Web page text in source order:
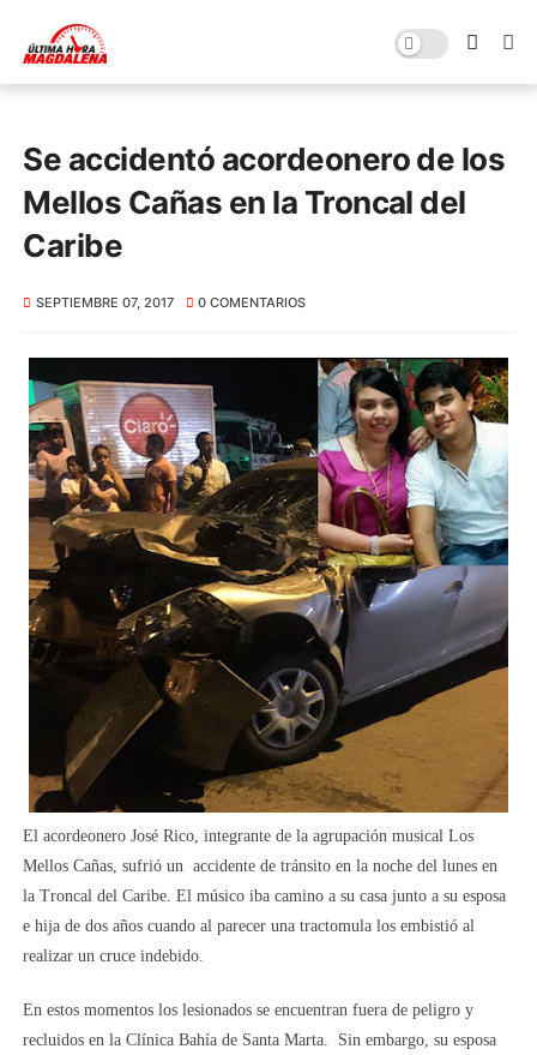
Se accidentó acordeonero de los
Mellos Cañas en la Troncal del
Caribe
SEPTIEMBRE 07, 2017 0 COMENTARIOS
El acordeonero José Rico, integrante de la agrupación musical Los
Mellos Cañas, sufrió un accidente de tránsito en la noche del lunes en
la Troncal del Caribe. El músico iba camino a su casa junto a su esposa
e hija de dos años cuando al parecer una tractomula los embistió al
realizar un cruce indebido.
En estos momentos los lesionados se encuentran fuera de peligro y
recluidos en la Clínica Bahía de Santa Marta. Sin embargo, su esposa